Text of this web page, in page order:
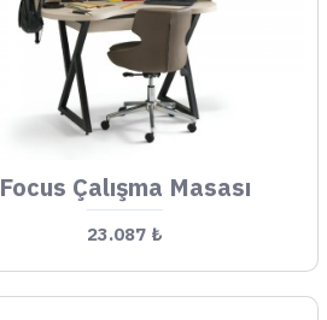
Focus Çalışma Masası
23.087 ₺